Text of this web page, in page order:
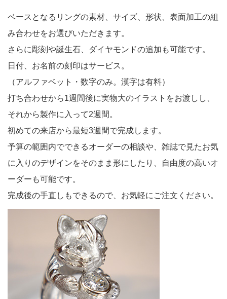
ベースとなるリングの素材、サイズ、形状、表面加工の組
み合わせをお選びいただきます。
さらに彫刻や誕生石、ダイヤモンドの追加も可能です。
日付、お名前の刻印はサービス。
（アルファベット・数字のみ。漢字は有料）
打ち合わせから1週間後に実物大のイラストをお渡しし、
それから製作に入って2週間。
初めての来店から最短3週間で完成します。
予算の範囲内でできるオーダーの相談や、雑誌で見たお気
に入りのデザインをそのまま形にしたり、自由度の高いオ
ーダーも可能です。
完成後の手直しもできるので、お気軽にご注文ください。